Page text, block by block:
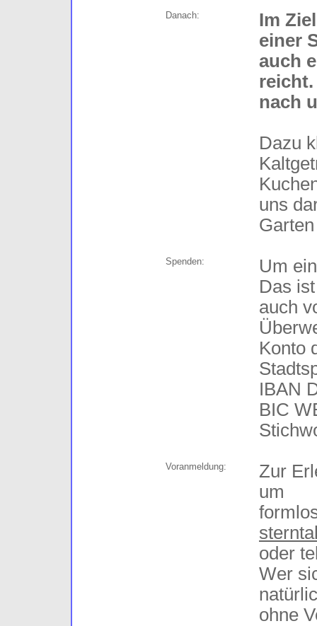
Danach:
Im
einer
auch
nach
Dazu
uns
Spenden:
Um
Das
auch
Konto
IBAN
BIC
Voranmeldung:
Zur
um
oder
Wer
ohne